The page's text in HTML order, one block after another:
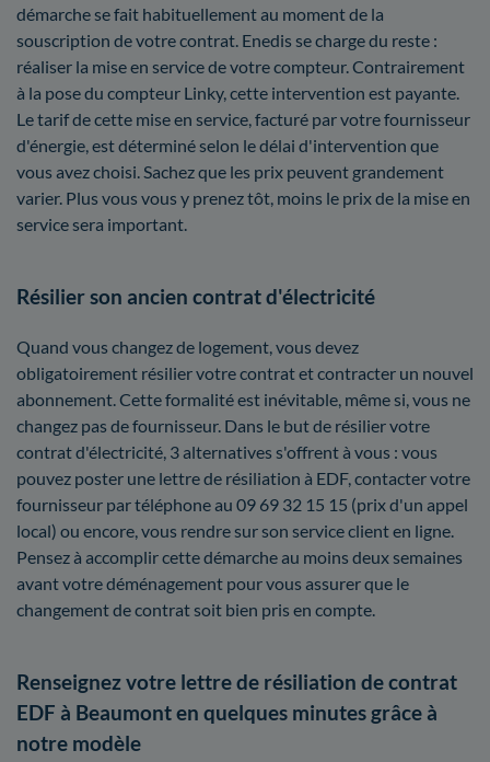
démarche se fait habituellement au moment de la
souscription de votre contrat. Enedis se charge du reste :
réaliser la mise en service de votre compteur. Contrairement
à la pose du compteur Linky, cette intervention est payante.
Le tarif de cette mise en service, facturé par votre fournisseur
d'énergie, est déterminé selon le délai d'intervention que
vous avez choisi. Sachez que les prix peuvent grandement
varier. Plus vous vous y prenez tôt, moins le prix de la mise en
service sera important.
Résilier son ancien contrat d'électricité
Quand vous changez de logement, vous devez
obligatoirement résilier votre contrat et contracter un nouvel
abonnement. Cette formalité est inévitable, même si, vous ne
changez pas de fournisseur. Dans le but de résilier votre
contrat d'électricité, 3 alternatives s'offrent à vous : vous
pouvez poster une lettre de résiliation à EDF, contacter votre
fournisseur par téléphone au 09 69 32 15 15 (prix d'un appel
local) ou encore, vous rendre sur son service client en ligne.
Pensez à accomplir cette démarche au moins deux semaines
avant votre déménagement pour vous assurer que le
changement de contrat soit bien pris en compte.
Renseignez votre lettre de résiliation de contrat
EDF à Beaumont en quelques minutes grâce à
notre modèle